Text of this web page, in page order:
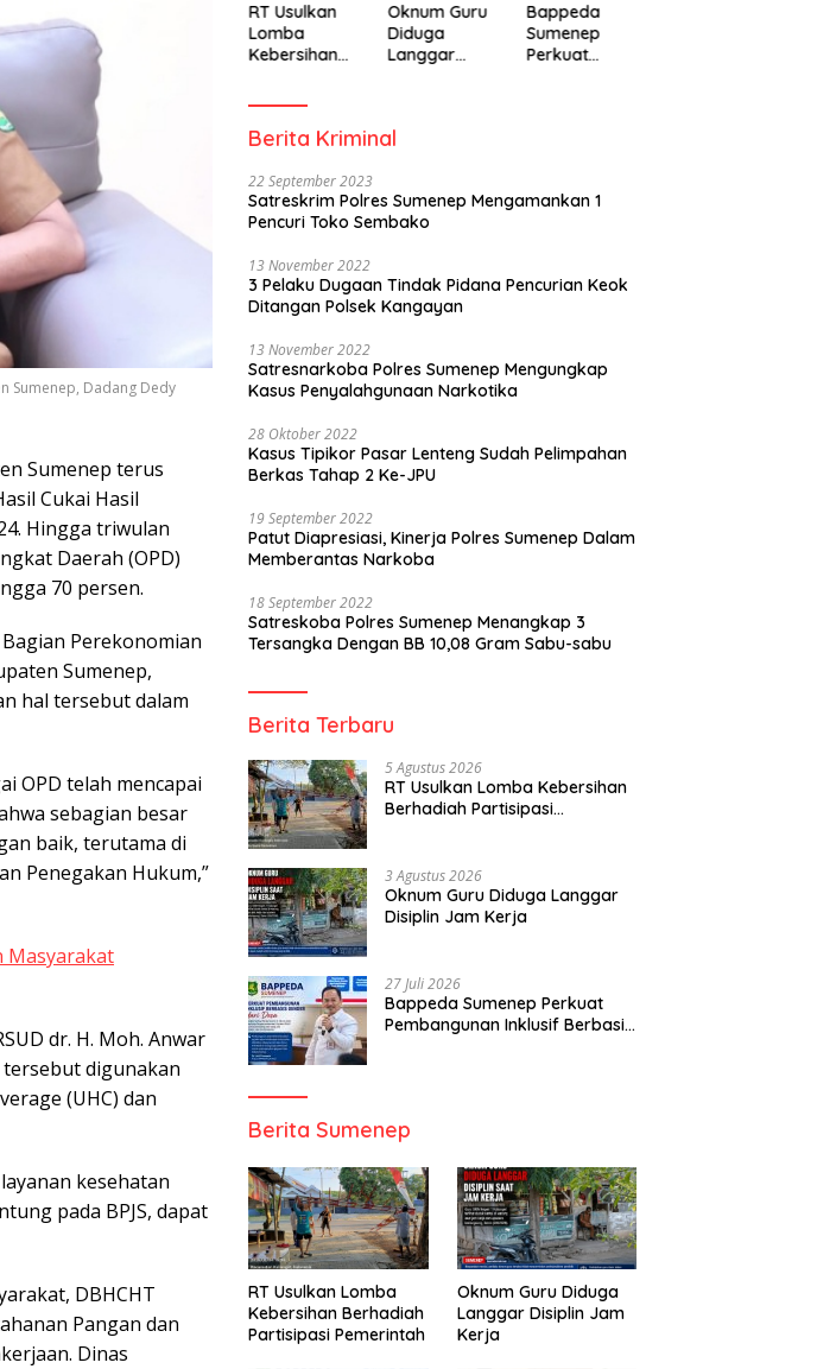
Sumenep, Dadang Dedy
Sumenep terus
Cukai Hasil
Hingga triwulan
Daerah (OPD)
70 persen.
Perekonomian
Sumenep,
hal tersebut dalam
OPD telah mencapai
sebagian besar
baik, terutama di
Penegakan Hukum,”
Masyarakat
dr. H. Moh. Anwar
tersebut digunakan
(UHC) dan
kesehatan
pada BPJS, dapat
DBHCHT
Pangan dan
Dinas
RT Usulkan
Lomba
Kebersihan
Oknum Guru
Diduga
Langgar
Bappeda
Sumenep
Perkuat
Berita Kriminal
22 September 2023
Satreskrim Polres Sumenep Mengamankan 1
Pencuri Toko Sembako
13 November 2022
3 Pelaku Dugaan Tindak Pidana Pencurian Keok
Ditangan Polsek Kangayan
13 November 2022
Satresnarkoba Polres Sumenep Mengungkap
Kasus Penyalahgunaan Narkotika
28 Oktober 2022
Kasus Tipikor Pasar Lenteng Sudah Pelimpahan
Berkas Tahap 2 Ke-JPU
19 September 2022
Patut Diapresiasi, Kinerja Polres Sumenep Dalam
Memberantas Narkoba
18 September 2022
Satreskoba Polres Sumenep Menangkap 3
Tersangka Dengan BB 10,08 Gram Sabu-sabu
Berita Terbaru
5 Agustus 2026
RT Usulkan Lomba Kebersihan
Berhadiah Partisipasi
3 Agustus 2026
Oknum Guru Diduga Langgar
Disiplin Jam Kerja
27 Juli 2026
Bappeda Sumenep Perkuat
Pembangunan Inklusif Berbasis
Berita Sumenep
RT Usulkan Lomba
Kebersihan Berhadiah
Partisipasi Pemerintah
Oknum Guru Diduga
Langgar Disiplin Jam
Kerja